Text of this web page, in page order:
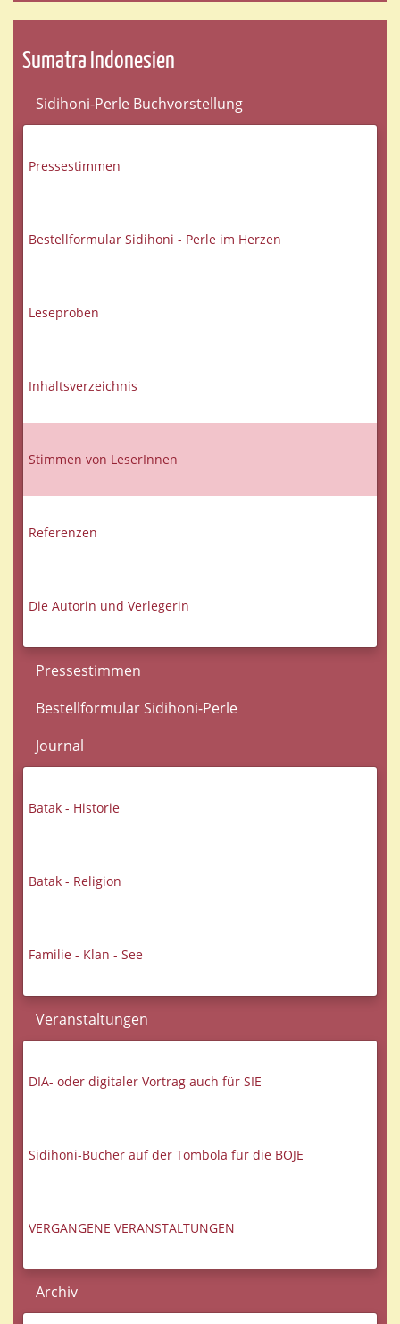
Sumatra Indonesien
Sidihoni-Perle Buchvorstellung
Pressestimmen
Bestellformular Sidihoni - Perle im Herzen
Leseproben
Inhaltsverzeichnis
Stimmen von LeserInnen
Referenzen
Die Autorin und Verlegerin
Pressestimmen
Bestellformular Sidihoni-Perle
Journal
Batak - Historie
Batak - Religion
Familie - Klan - See
Veranstaltungen
DIA- oder digitaler Vortrag auch für SIE
Sidihoni-Bücher auf der Tombola für die BOJE
VERGANGENE VERANSTALTUNGEN
Archiv